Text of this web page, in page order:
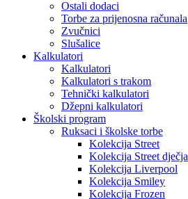
Ostali dodaci
Torbe za prijenosna računala
Zvučnici
Slušalice
Kalkulatori
Kalkulatori
Kalkulatori s trakom
Tehnički kalkulatori
Džepni kalkulatori
Školski program
Ruksaci i školske torbe
Kolekcija Street
Kolekcija Street dječja
Kolekcija Liverpool
Kolekcija Smiley
Kolekcija Frozen